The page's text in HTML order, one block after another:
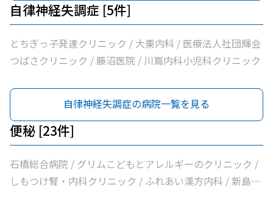
自律神経失調症 [5件]
とちぎっ子発達クリニック / 大栗内科 / 医療法人社団輝会
つばさクリニック / 藤沼医院 / 川嶌内科小児科クリニック
自律神経失調症の病院一覧を見る
便秘 [23件]
石橋総合病院 / グリムこどもとアレルギーのクリニック /
しもつけ腎・内科クリニック / ふれあい漢方内科 / 新島内